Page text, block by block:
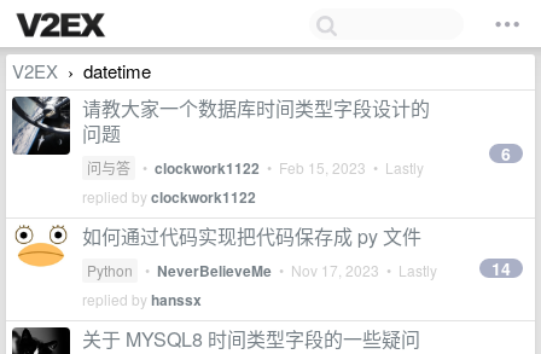
V2EX › datetime
请教大家一个数据库时间类型字段设计的
问题
问与答 • clockwork1122 • Feb 15, 2023 • Lastly
replied byclockwork1122
6
如何通过代码实现把代码保存成 py 文件
Python • NeverBelieveMe • Nov 17, 2023 • Lastly
replied byhanssx
14
关于 MYSQL8 时间类型字段的一些疑问